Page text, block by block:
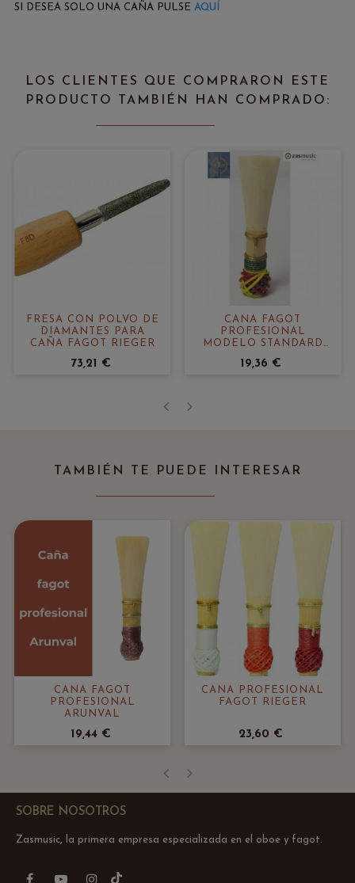
SI DESEA SOLO UNA CAÑA PULSE AQUÍ
LOS CLIENTES QUE COMPRARON ESTE
PRODUCTO TAMBIÉN HAN COMPRADO:
FRESA CON POLVO DE
DIAMANTES PARA
CAÑA FAGOT RIEGER
73,21 €
CAÑA FAGOT
PROFESIONAL
MODELO STANDARD
19,36 €
TAMBIÉN TE PUEDE INTERESAR
CAÑA FAGOT
PROFESIONAL
ARUNVAL
19,44 €
CAÑA PROFESIONAL
FAGOT RIEGER
23,60 €
SOBRE NOSOTROS
Zasmusic, la primera empresa especializada en el oboe y fagot.
FacebookYouTubeInstagram